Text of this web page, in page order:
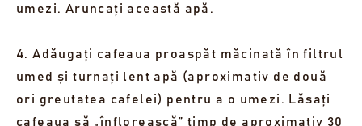
umezi. Aruncați această apă.
4. Adăugați cafeaua proaspăt măcinată în filtrul
umed și turnați lent apă (aproximativ de două
ori greutatea cafelei) pentru a o umezi. Lăsați
cafeaua să „înflorească” timp de aproximativ 30